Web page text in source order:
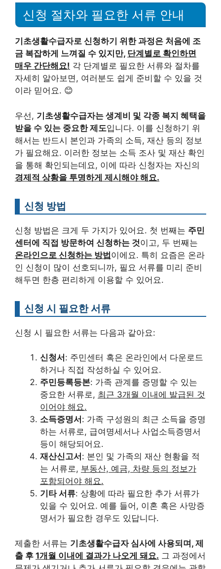
신청 절차와 필요한 서류 안내
기초생활수급자로 신청하기 위한 과정은 처음에 조
금 복잡하게 느껴질 수 있지만, 단계별로 확인하면
매우 간단해요! 각 단계별로 필요한 서류와 절차를
자세히 알아보면, 여러분도 쉽게 준비할 수 있을 것
이라 믿어요. 😊
우선, 기초생활수급자는 생계비 및 각종 복지 혜택을
받을 수 있는 중요한 제도입니다. 이를 신청하기 위
해서는 반드시 본인과 가족의 소득, 재산 등의 정보
가 필요해요. 이러한 정보는 소득 조사 및 재산 확인
을 통해 확인되는데요, 이에 따라 신청자는 자신의
경제적 상황을 투명하게 제시해야 해요.
신청 방법
신청 방법은 크게 두 가지가 있어요. 첫 번째는 주민
센터에 직접 방문하여 신청하는 것이고, 두 번째는
온라인으로 신청하는 방법이에요. 특히 요즘은 온라
인 신청이 많이 선호되니까, 필요 서류를 미리 준비
해두면 한층 편리하게 이용할 수 있어요.
신청 시 필요한 서류
신청 시 필요한 서류는 다음과 같아요:
신청서 : 주민센터 혹은 온라인에서 다운로드
하거나 직접 작성하실 수 있어요.
주민등록등본: 가족 관계를 증명할 수 있는
중요한 서류로, 최근 3개월 이내에 발급된 것
이어야 해요.
소득증명서 : 가족 구성원의 최근 소득을 증명
하는 서류로, 급여명세서나 사업소득증명서
등이 해당되어요.
재산신고서 : 본인 및 가족의 재산 현황을 적
는 서류로, 부동산, 예금, 차량 등의 정보가
포함되어야 해요.
기타 서류: 상황에 따라 필요한 추가 서류가
있을 수 있어요. 예를 들어, 이혼 혹은 사망증
명서가 필요한 경우도 있답니다.
제출한 서류는 기초생활수급자 심사에 사용되며, 제
출 후 1개월 이내에 결과가 나오게 돼요. 그 과정에서